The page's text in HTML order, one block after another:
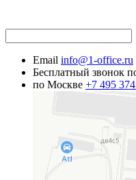
Email info@1-office.ru
Бесплатный звонок
по Москве +7 495